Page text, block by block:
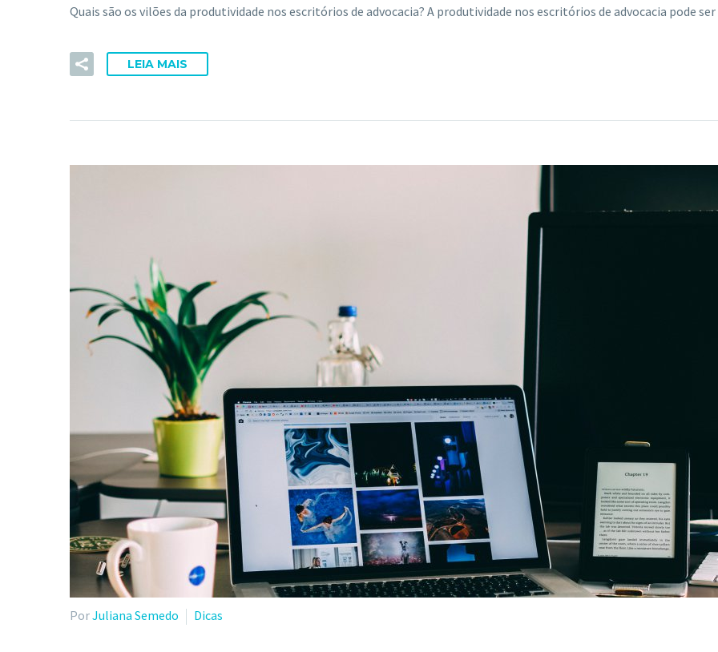
Quais são os vilões da produtividade nos escritórios de advocacia? A produtividade nos escritórios de advocacia pode
LEIA MAIS
PorJuliana Semedo Dicas